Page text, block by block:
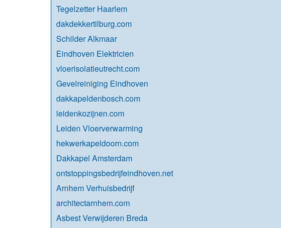
Tegelzetter Haarlem
dakdekkertilburg.com
Schilder Alkmaar
Eindhoven Elektricien
vloerisolatieutrecht.com
Gevelreiniging Eindhoven
dakkapeldenbosch.com
leidenkozijnen.com
Leiden Vloerverwarming
hekwerkapeldoorn.com
Dakkapel Amsterdam
ontstoppingsbedrijfeindhoven.net
Arnhem Verhuisbedrijf
architectarnhem.com
Asbest Verwijderen Breda